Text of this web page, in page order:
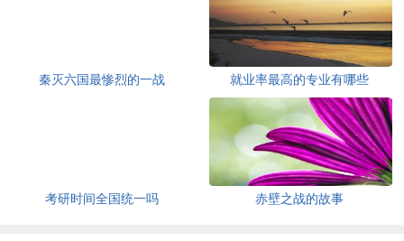
秦灭六国最惨烈的一战 就业率最高的专业有哪些
考研时间全国统一吗 赤壁之战的故事